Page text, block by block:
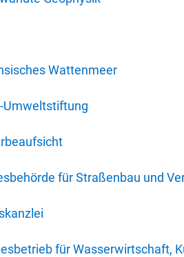
Wattenmeer
Umweltstiftung
für Straßenbau und
für Wasserwirtschaft,